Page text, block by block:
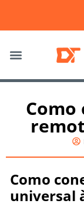
Como
universal